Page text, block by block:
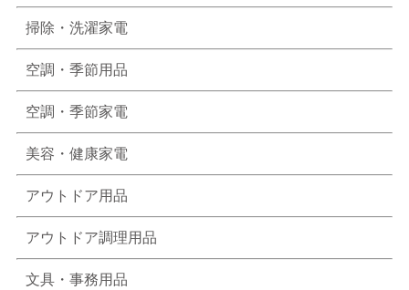
掃除・洗濯家電
空調・季節用品
空調・季節家電
美容・健康家電
アウトドア用品
アウトドア調理用品
文具・事務用品